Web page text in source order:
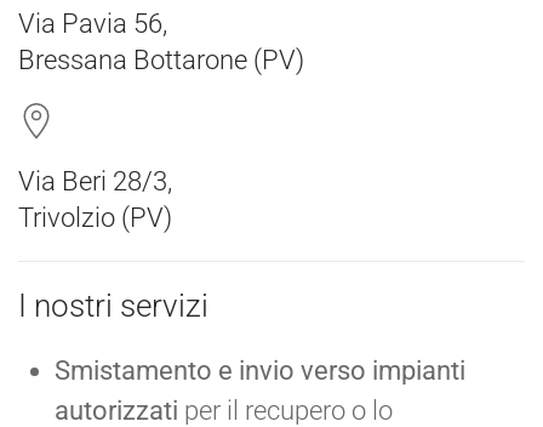
Via Pavia 56,
Bressana Bottarone (PV)
Via Beri 28/3,
Trivolzio (PV)
I nostri servizi
Smistamento e invio verso impianti
autorizzati per il recupero o lo